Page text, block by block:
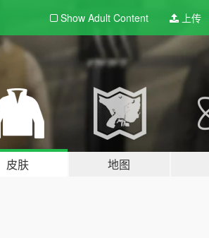
Show Adult Content 上传
皮肤 地图